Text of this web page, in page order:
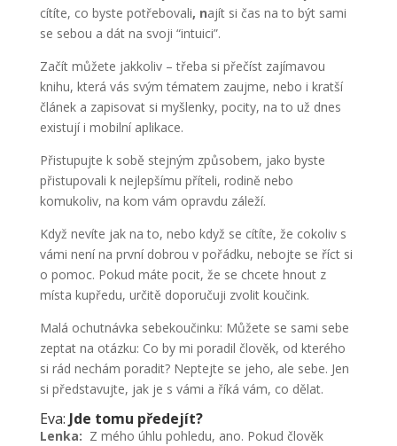
cítíte, co byste potřebovali, najít si čas na to být sami
se sebou a dát na svoji “intuici”.
Začít můžete jakkoliv – třeba si přečíst zajímavou
knihu, která vás svým tématem zaujme, nebo i kratší
článek a zapisovat si myšlenky, pocity, na to už dnes
existují i mobilní aplikace.
Přistupujte k sobě stejným způsobem, jako byste
přistupovali k nejlepšímu příteli, rodině nebo
komukoliv, na kom vám opravdu záleží.
Když nevíte jak na to, nebo když se cítíte, že cokoliv s
vámi není na první dobrou v pořádku, nebojte se říct si
o pomoc. Pokud máte pocit, že se chcete hnout z
místa kupředu, určitě doporučuji zvolit koučink.
Malá ochutnávka sebekoučinku: Můžete se sami sebe
zeptat na otázku: Co by mi poradil člověk, od kterého
si rád nechám poradit? Neptejte se jeho, ale sebe. Jen
si představujte, jak je s vámi a říká vám, co dělat.
Eva: Jde tomu předejít?
Lenka: Z mého úhlu pohledu, ano. Pokud člověk